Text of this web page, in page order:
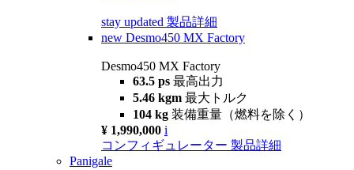
stay updated 製品詳細
new Desmo450 MX Factory
Desmo450 MX Factory
63.5 ps 最高出力
5.46 kgm 最大トルク
104 kg 装備重量（燃料を除く）
¥ 1,990,000 i
コンフィギュレーター 製品詳細
Panigale